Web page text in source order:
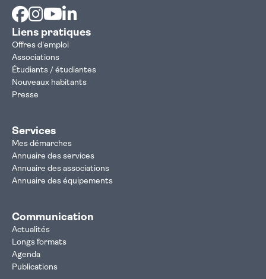
Facebook
Instagram
Youtube
Liens pratiques
Offres d'emploi
Associations
Étudiants / étudiantes
Nouveaux habitants
Presse
Services
Mes démarches
Annuaire des services
Annuaire des associations
Annuaire des équipements
Communication
Actualités
Longs formats
Agenda
Publications